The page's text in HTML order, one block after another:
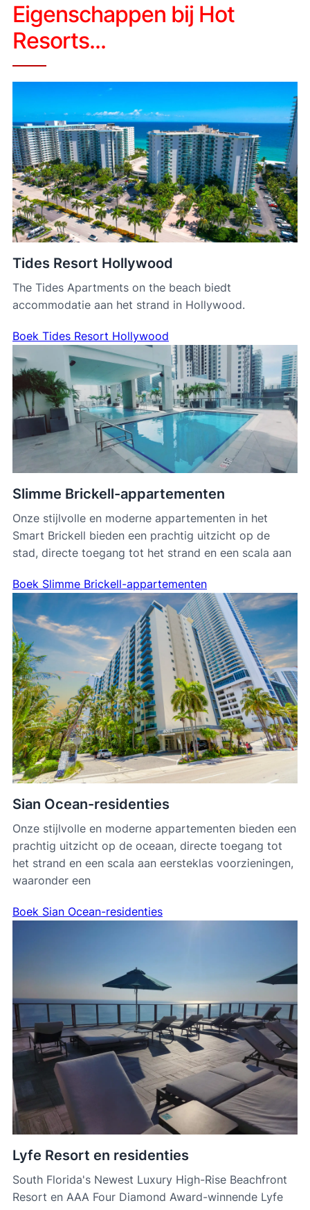
Eigenschappen bij Hot
Resorts...
Tides Resort Hollywood
The Tides Apartments on the beach biedt
accommodatie aan het strand in Hollywood.
Boek Tides Resort Hollywood
Slimme Brickell-appartementen
Onze stijlvolle en moderne appartementen in het
Smart Brickell bieden een prachtig uitzicht op de
stad, directe toegang tot het strand en een scala aan
Boek Slimme Brickell-appartementen
Sian Ocean-residenties
Onze stijlvolle en moderne appartementen bieden een
prachtig uitzicht op de oceaan, directe toegang tot
het strand en een scala aan eersteklas voorzieningen,
waaronder een
Boek Sian Ocean-residenties
Lyfe Resort en residenties
South Florida's Newest Luxury High-Rise Beachfront
Resort en AAA Four Diamond Award-winnende Lyfe